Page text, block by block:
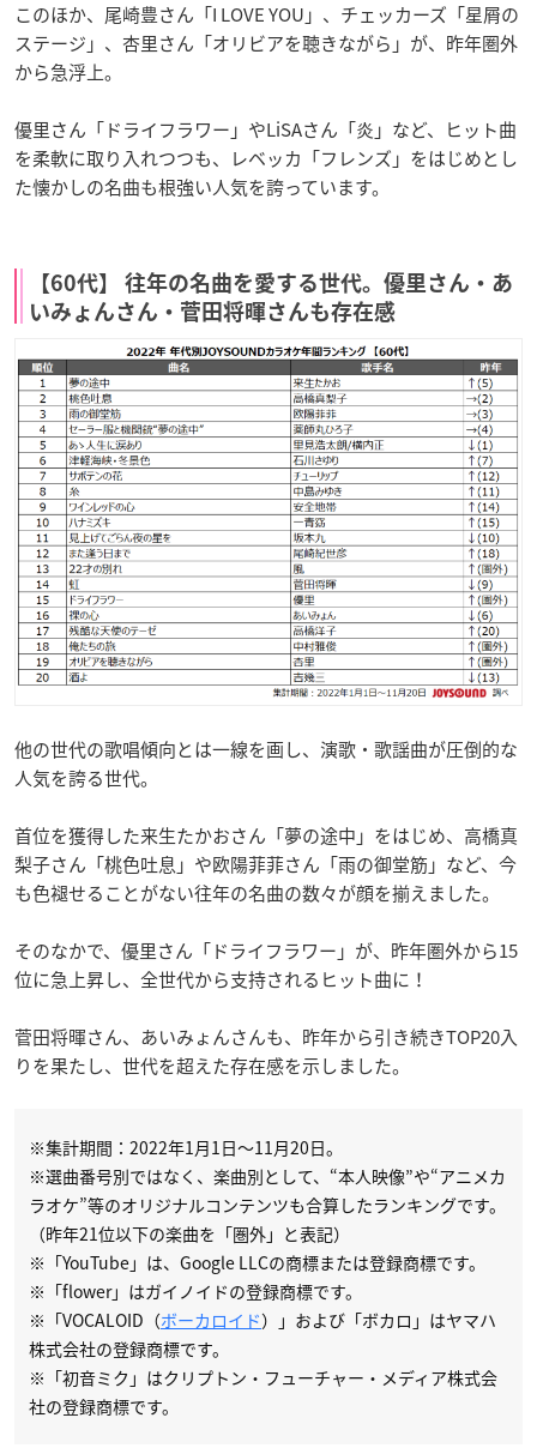
このほか、尾崎豊さん「I LOVE YOU」、チェッカーズ「星屑の
ステージ」、杏里さん「オリビアを聴きながら」が、昨年圏外
から急浮上。
優里さん「ドライフラワー」やLiSAさん「炎」など、ヒット曲
を柔軟に取り入れつつも、レベッカ「フレンズ」をはじめとし
た懐かしの名曲も根強い人気を誇っています。
【60代】 往年の名曲を愛する世代。優里さん・あ
いみょんさん・菅田将暉さんも存在感
他の世代の歌唱傾向とは一線を画し、演歌・歌謡曲が圧倒的な
人気を誇る世代。
首位を獲得した来生たかおさん「夢の途中」をはじめ、高橋真
梨子さん「桃色吐息」や欧陽菲菲さん「雨の御堂筋」など、今
も色褪せることがない往年の名曲の数々が顔を揃えました。
そのなかで、優里さん「ドライフラワー」が、昨年圏外から15
位に急上昇し、全世代から支持されるヒット曲に！
菅田将暉さん、あいみょんさんも、昨年から引き続きTOP20入
りを果たし、世代を超えた存在感を示しました。
※集計期間：2022年1月1日～11月20日。
※選曲番号別ではなく、楽曲別として、“本人映像”や“アニメカ
ラオケ”等のオリジナルコンテンツも合算したランキングです。
（昨年21位以下の楽曲を「圏外」と表記）
※「YouTube」は、Google LLCの商標または登録商標です。
※「flower」はガイノイドの登録商標です。
※「VOCALOID（ボーカロイド）」および「ボカロ」はヤマハ
株式会社の登録商標です。
※「初音ミク」はクリプトン・フューチャー・メディア株式会
社の登録商標です。